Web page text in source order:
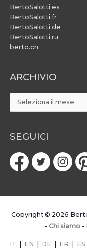
BertoSalotti.es
BertoSalotti.fr
BertoSalotti.de
BertoSalotti.ru
berto.cn
ARCHIVIO
ARCHIVIO
SEGUICI
Copyright © 2026
- Chi siamo-
IT EN DE FR ES